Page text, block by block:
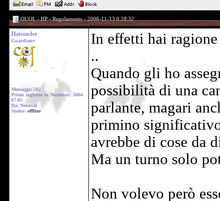
OUOL - HP - Regolamento - 2006-11-13 0:28:32
Haisonder
Guardiano
Messaggi: 582
Primo ingresso in Numenor: 2004-
07-05
Da: Nenuial
Status: offline
In effetti hai
..
Quando gli ho
possibilità di una
parlante, magari
primino
avrebbe di cose da
Ma un turno solo
Non volevo però